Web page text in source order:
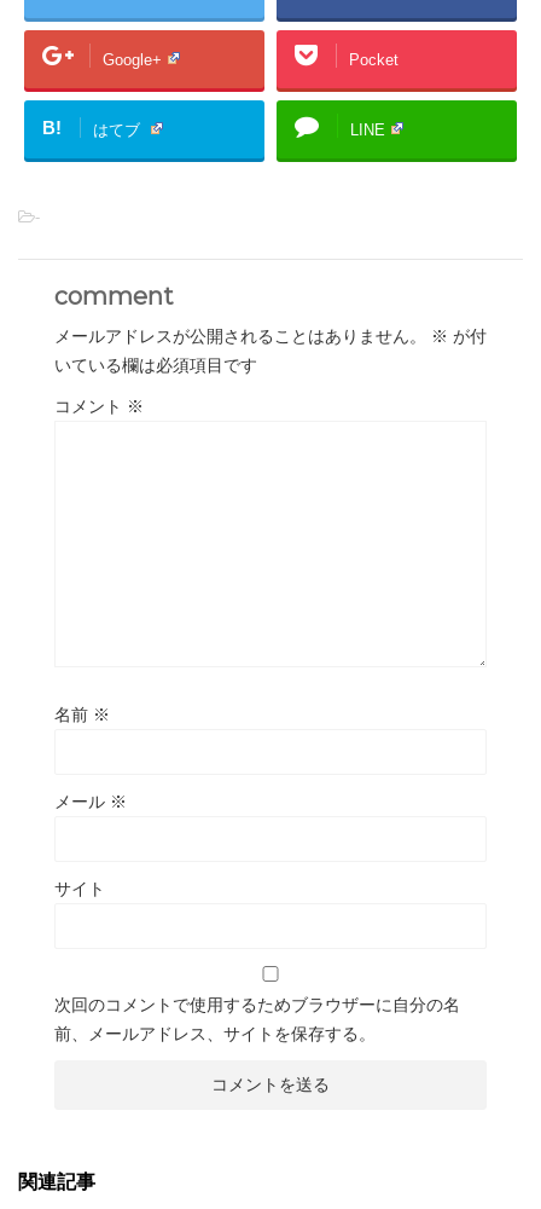
Google+ Pocket
B! はてブ LINE
-
comment
メールアドレスが公開されることはありません。 ※ が付
いている欄は必須項目です
コメント ※
名前 ※
メール ※
サイト
次回のコメントで使用するためブラウザーに自分の名
前、メールアドレス、サイトを保存する。
関連記事